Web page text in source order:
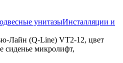
унитазыИнсталляции и
Лайн (Q-Line) VT2-12, цвет
сиденье микролифт,